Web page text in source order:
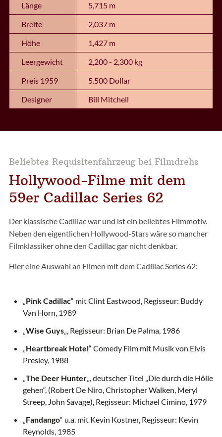
Länge
5,715 m
Breite
2,037 m
Höhe
1,427 m
Leergewicht
2,200 - 2,300 kg
Preis 1959
5.500 Dollar
Designer
Bill Mitchell
Beliebtes Requisitenfahrzeug bei Filmdrehs
Hollywood-Filme mit dem
59er Cadillac Series 62
Der klassische Cadillac war und ist ein beliebtes Filmmotiv.
Neben den eigentlichen Hollywood-Stars wäre so mancher
Filmklassiker ohne den Cadillac gar nicht denkbar.
Hier eine Auswahl an Filmen mit dem Cadillac Series 62:
„Pink Cadillac“ mit Clint Eastwood, Regisseur: Buddy
Van Horn, 1989
„Wise Guys„, Regisseur: Brian De Palma, 1986
„Heartbreak Hotel“ Comedy Film mit Musik von Elvis
Presley, 1988
„The Deer Hunter„, deutscher Titel „Die durch die Hölle
gehen“, (Robert De Niro, Christopher Walken, Meryl
Streep, John Savage), Regisseur: Michael Cimino, 1979
„Fandango“ u.a. mit Kevin Kostner, Regisseur: Kevin
Reynolds, 1985